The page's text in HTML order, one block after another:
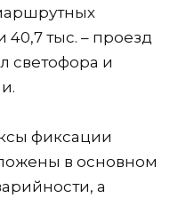
40,7 тыс. – проезд
светофора и
фиксации
в основном
а